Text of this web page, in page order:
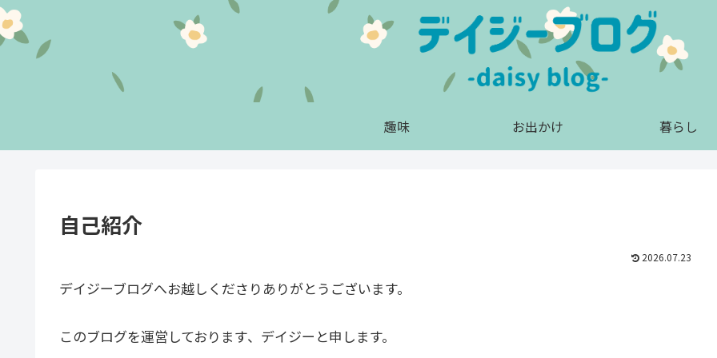
趣味 お出かけ 暮らし
自己紹介
2026.07.23
デイジーブログへお越しくださりありがとうございます。
このブログを運営しております、デイジーと申します。